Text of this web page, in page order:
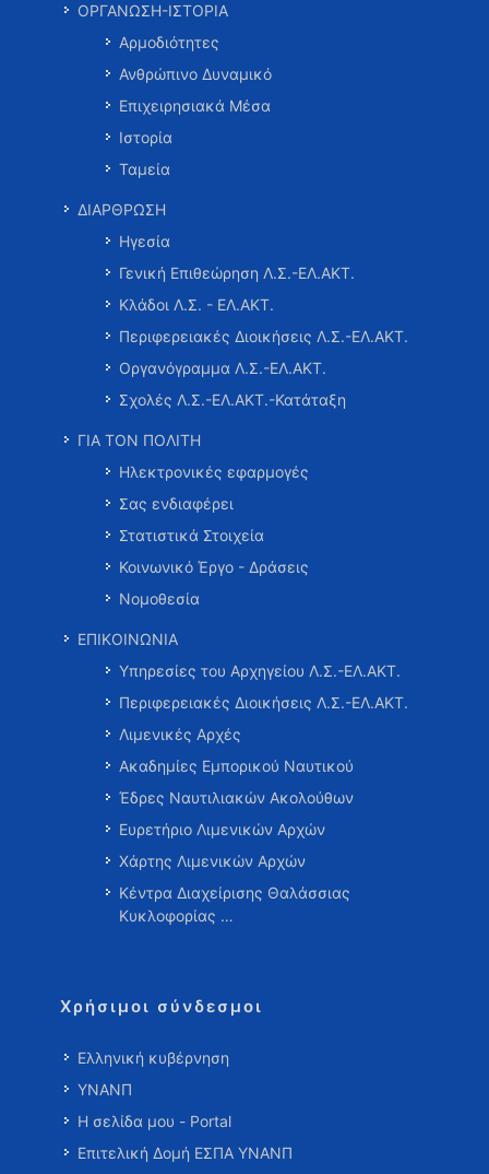
ΟΡΓΑΝΩΣΗ-ΙΣΤΟΡΙΑ
Αρμοδιότητες
Ανθρώπινο Δυναμικό
Επιχειρησιακά Μέσα
Ιστορία
Ταμεία
ΔΙΑΡΘΡΩΣΗ
Ηγεσία
Γενική Επιθεώρηση Λ.Σ.-ΕΛ.ΑΚΤ.
Κλάδοι Λ.Σ. - ΕΛ.ΑΚΤ.
Περιφερειακές Διοικήσεις Λ.Σ.-ΕΛ.ΑΚΤ.
Οργανόγραμμα Λ.Σ.-ΕΛ.ΑΚΤ.
Σχολές Λ.Σ.-ΕΛ.ΑΚΤ.-Κατάταξη
ΓΙΑ ΤΟΝ ΠΟΛΙΤΗ
Ηλεκτρονικές εφαρμογές
Σας ενδιαφέρει
Στατιστικά Στοιχεία
Κοινωνικό Έργο - Δράσεις
Νομοθεσία
ΕΠΙΚΟΙΝΩΝΙΑ
Υπηρεσίες του Αρχηγείου Λ.Σ.-ΕΛ.ΑΚΤ.
Περιφερειακές Διοικήσεις Λ.Σ.-ΕΛ.ΑΚΤ.
Λιμενικές Αρχές
Ακαδημίες Εμπορικού Ναυτικού
Έδρες Ναυτιλιακών Ακολούθων
Ευρετήριο Λιμενικών Αρχών
Χάρτης Λιμενικών Αρχών
Κέντρα Διαχείρισης Θαλάσσιας
Κυκλοφορίας …
Χρήσιμοι σύνδεσμοι
Ελληνική κυβέρνηση
ΥΝΑΝΠ
Η σελίδα μου - Portal
Επιτελική Δομή ΕΣΠΑ ΥΝΑΝΠ